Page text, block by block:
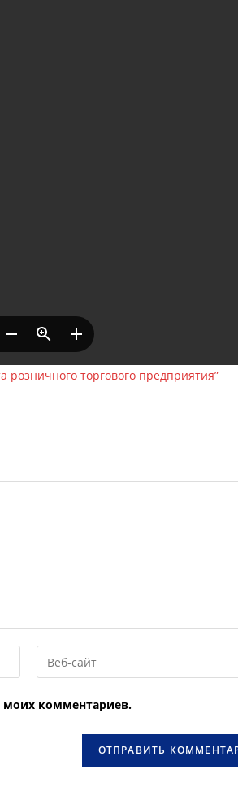
розничного торгового предприятия”
Введите
URL
(необязательно)
моих комментариев.